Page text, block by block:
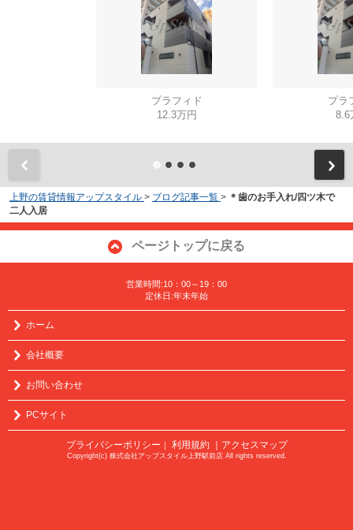
プラフィド
12.3万円
プラ
8.6
上野の賃貸情報アップスタイル > ブログ記事一覧 > ＊歯のお手入れ/四ツ木で
二人入居
ページトップに戻る
営業時間:10：00～19：00
定休日:年末年始
ホーム
会社概要
お問い合わせ
PCサイト
プライバシーポリシー 利用規約 ｜アクセスマップ
Copyright(c) 株式会社アップスタイル上野駅前店 All rights reserved.